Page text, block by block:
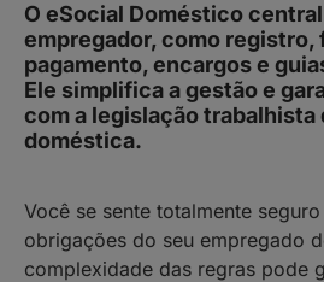
O eSocial Doméstico
empregador, como registro,
pagamento, encargos e
Ele simplifica a gestão e
com a legislação trabalhista
doméstica.
Você se sente totalmente
obrigações do seu empregado
complexidade das regras pode